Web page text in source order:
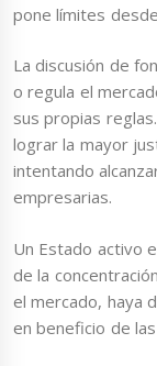
pone límites
La discusión de
o regula el
sus propias
lograr la mayor
intentando
empresarias.
Un Estado activo
de la
el mercado, haya
en beneficio de